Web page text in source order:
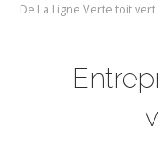
De La Ligne Verte toit vert